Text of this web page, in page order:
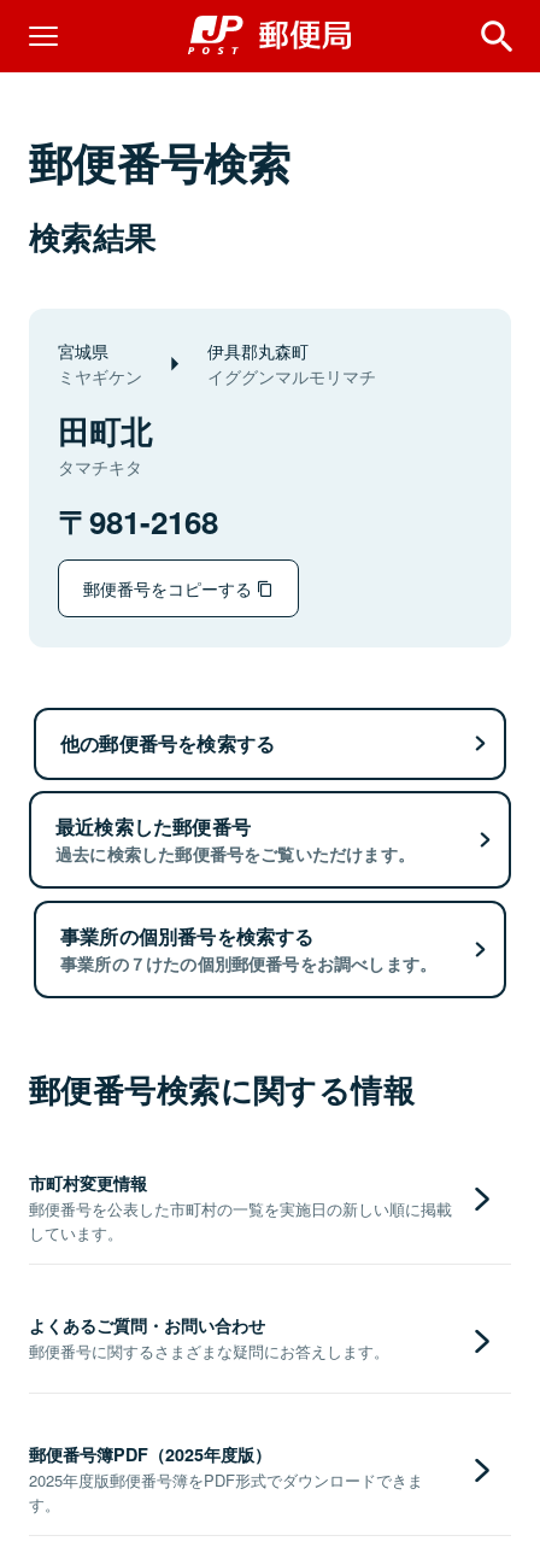
郵便番号検索
検索結果
宮城県
ミヤギケン
伊具郡丸森町
イググンマルモリマチ
田町北
タマチキタ
981-2168
郵便番号をコピーする
他の郵便番号を検索する
最近検索した郵便番号
過去に検索した郵便番号をご覧いただけます。
事業所の個別番号を検索する
事業所の７けたの個別郵便番号をお調べします。
郵便番号検索に関する情報
市町村変更情報
郵便番号を公表した市町村の一覧を実施日の新しい順に掲載
しています。
よくあるご質問・お問い合わせ
郵便番号に関するさまざまな疑問にお答えします。
郵便番号簿PDF（2025年度版）
2025年度版郵便番号簿をPDF形式でダウンロードできま
す。